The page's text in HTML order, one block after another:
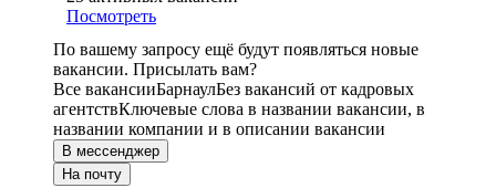
Посмотреть
По вашему запросу ещё будут появляться новые
вакансии. Присылать вам?
Все вакансииБарнаулБез вакансий от кадровых
агентствКлючевые слова в названии вакансии, в
названии компании и в описании вакансии
В мессенджер
На почту